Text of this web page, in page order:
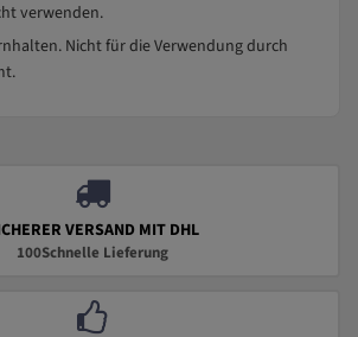
verwenden.
Nicht für die Verwendung durch
VERSAND MIT DHL
100Schnelle Lieferung